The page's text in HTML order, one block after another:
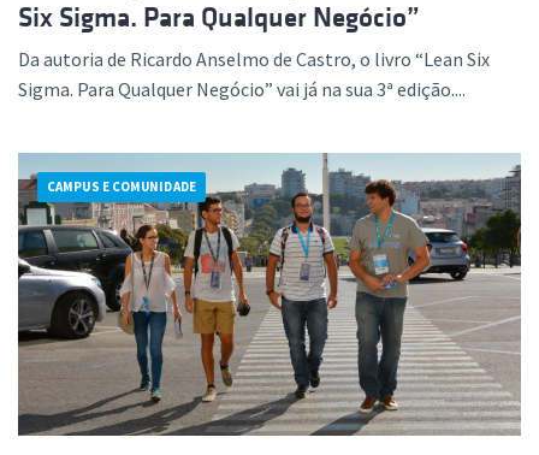
Six Sigma. Para Qualquer Negócio”
Da autoria de Ricardo Anselmo de Castro, o livro “Lean Six
Sigma. Para Qualquer Negócio” vai já na sua 3ª edição....
CAMPUS E COMUNIDADE